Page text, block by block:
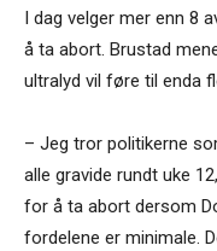
I dag velger mer enn 8
å ta abort. Brustad
ultralyd vil føre til enda
– Jeg tror politikerne
alle gravide rundt uke
for å ta abort dersom
fordelene er minimale.